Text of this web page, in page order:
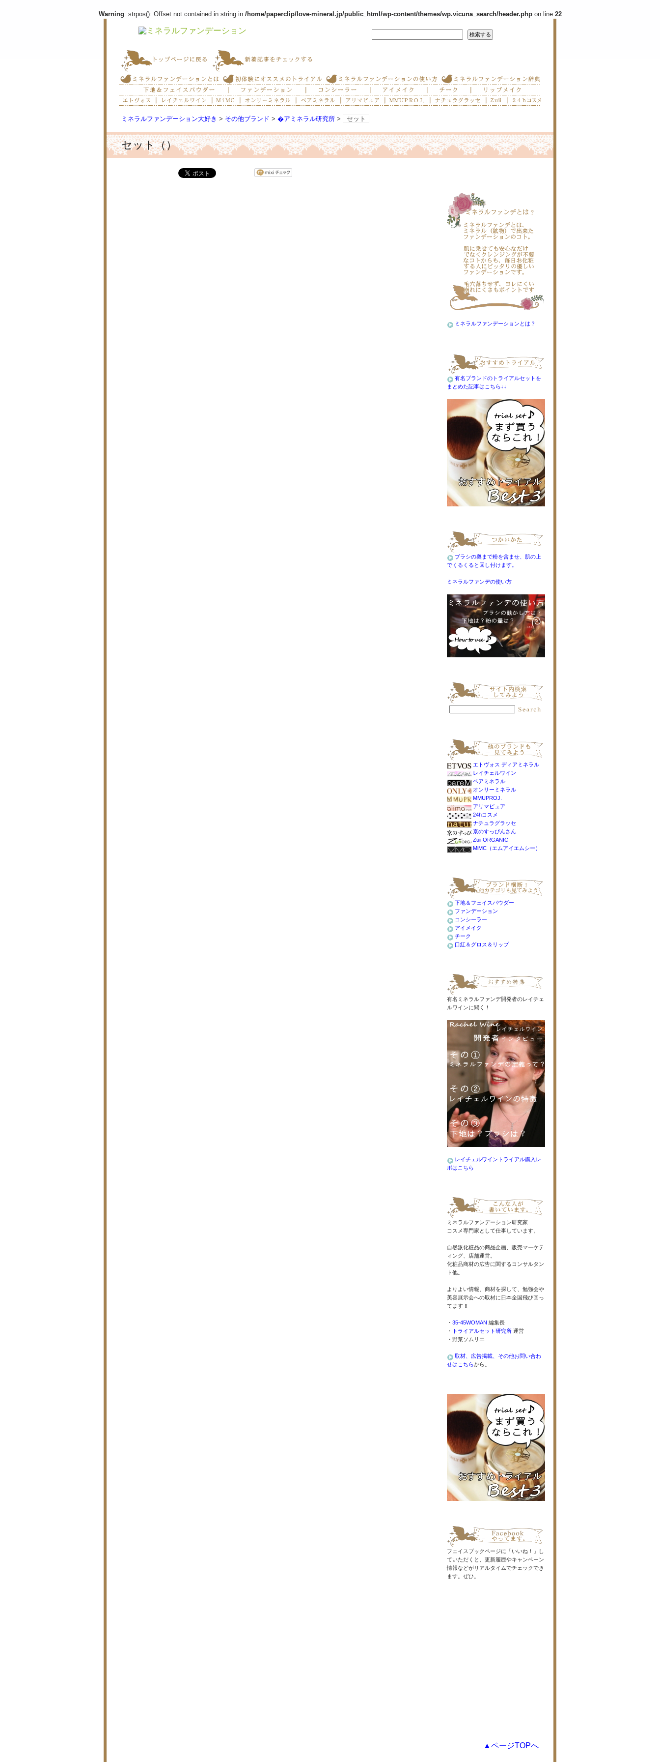
Warning: strpos(): Offset not contained in string in /home/paperclip/love-mineral.jp/public_html/wp-content/themes/wp.vicuna_search/header.phpon line 22
ミネラルファンデーション大好き > その他ブランド > �アミネラル研究所 > セット
セット（）
ミネラルファンデーションとは？
有名ブランドのトライアルセットを
まとめた記事はこちら↓↓
ブラシの奥まで粉を含ませ、肌の上
でくるくると回し付けます。
ミネラルファンデの使い方
エトヴォス ディアミネラル
レイチェルワイン
ベアミネラル
オンリーミネラル
MMUPROJ.
アリマピュア
24hコスメ
ナチュラグラッセ
京のすっぴんさん
Zuii ORGANIC
MiMC（エムアイエムシー）
下地＆フェイスパウダー
ファンデーション
コンシーラー
アイメイク
チーク
口紅＆グロス＆リップ
有名ミネラルファンデ開発者のレイチェ
ルワインに聞く！
レイチェルワイントライアル購入レ
ポはこちら
ミネラルファンデーション研究家
コスメ専門家として仕事しています。
自然派化粧品の商品企画、販売マーケテ
ィング、店舗運営。
化粧品商材の広告に関するコンサルタン
ト他。
よりよい情報、商材を探して、勉強会や
美容展示会への取材に日本全国飛び回っ
てます !!
・ 35-45WOMAN 編集長
・
トライアルセット研究所 運営
・野菜ソムリエ
取材、広告掲載、その他お問い合わ
せはこちらから。
フェイスブックページに「いいね！」し
ていただくと、更新履歴やキャンペーン
情報などがリアルタイムでチェックでき
ます。ぜひ。
▲ページTOPへ